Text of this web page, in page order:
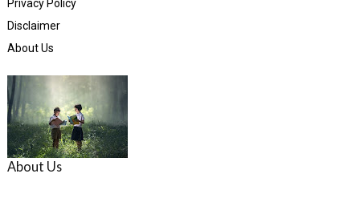
Privacy Policy
Disclaimer
About Us
About Us